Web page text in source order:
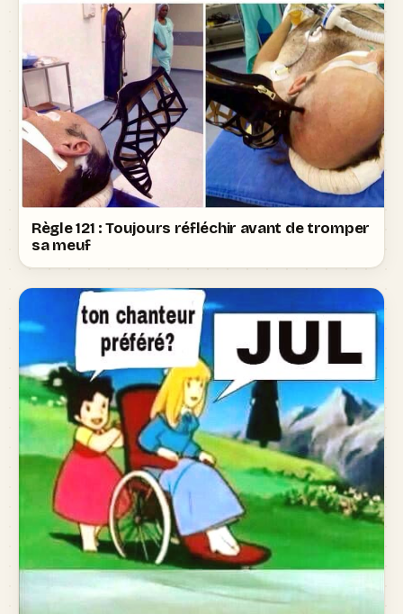
Règle 121 : Toujours réfléchir avant de tromper
sa meuf